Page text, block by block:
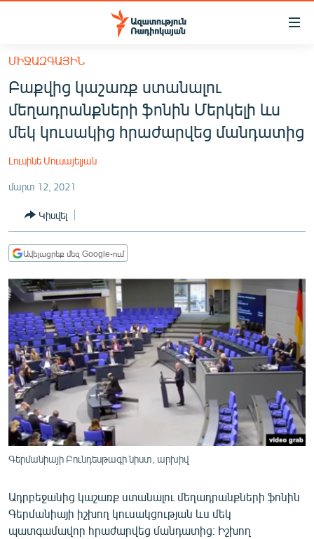
Մատչելիության
հիմնական
բովանդակությանը
Անցնել
հիմնական
մենյուին
ՀԱՅԱՍՏԱՆ
ՔԱՂԱՔԱԿԱՆ
ՏՆՏԵՍՈՒԹՅՈՒՆ
ՂԱՐԱԲԱՂ
ՏԱՐԱԾԱՇՐՋԱՆ
ՄԻՋԱԶԳԱՅԻՆ
ՄՇԱԿՈՒՅԹ
ՍՊՈՐՏ
ՄԵԿՆԱԲԱՆՈՒԹՅՈՒՆ
ՏՏ ԵՒ ԻՆՏԵՐՆԵՏ
ՏԵՍԱՆՅՈՒԹԵՐ
ԲԱՆԱՎԵՃ
ՄԻՋԱԶԳԱՅԻՆ
Բաքվից կաշառք ստանալու
մեղադրանքների ֆոնին Մերկելի ևս
մեկ կուսակից հրաժարվեց մանդատից
Լուսինե Մուսայելյան
մարտ 12, 2021
Կիսվել
Ավելացրեք մեզ Google-ում
Գերմանիայի Բունդեսթագի նիստ, արխիվ
Ադրբեջանից կաշառք ստանալու մեղադրանքների ֆոնին
Գերմանիայի իշխող կուսակցության ևս մեկ
պատգամավոր հրաժարվեց մանդատից։ Իշխող